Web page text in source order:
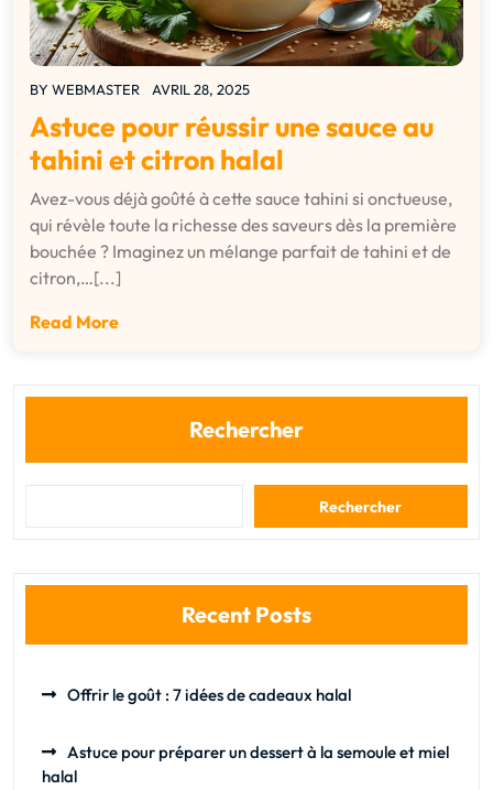
BY WEBMASTER AVRIL 28, 2025
Astuce pour réussir une sauce au
tahini et citron halal
Avez-vous déjà goûté à cette sauce tahini si onctueuse,
qui révèle toute la richesse des saveurs dès la première
bouchée ? Imaginez un mélange parfait de tahini et de
citron,…[...]
Read More
Rechercher
Rechercher
Recent Posts
Offrir le goût : 7 idées de cadeaux halal
Astuce pour préparer un dessert à la semoule et miel
halal